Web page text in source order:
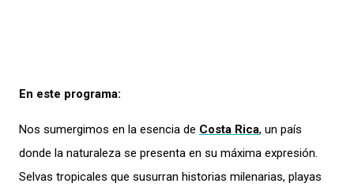
En este programa:
Nos sumergimos en la esencia de Costa Rica, un país
donde la naturaleza se presenta en su máxima expresión.
Selvas tropicales que susurran historias milenarias, playas